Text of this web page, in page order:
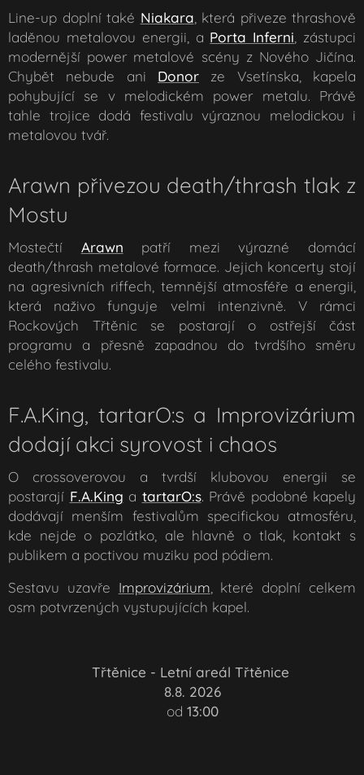
Line-up doplní také Niakara, která přiveze thrashově
laděnou metalovou energii, a Porta Inferni, zástupci
modernější power metalové scény z Nového Jičína.
Chybět nebude ani Donor ze Vsetínska, kapela
pohybující se v melodickém power metalu. Právě
tahle trojice dodá festivalu výraznou melodickou i
metalovou tvář.
Arawn přivezou death/thrash tlak z
Mostu
Mostečtí Arawn patří mezi výrazné domácí
death/thrash metalové formace. Jejich koncerty stojí
na agresivních riffech, temnější atmosféře a energii,
která naživo funguje velmi intenzivně. V rámci
Rockových Třtěnic se postarají o ostřejší část
programu a přesně zapadnou do tvrdšího směru
celého festivalu.
F.A.King, tartarO:s a Improvizárium
dodají akci syrovost i chaos
O crossoverovou a tvrdší klubovou energii se
postarají F.A.King a tartarO:s. Právě podobné kapely
dodávají menším festivalům specifickou atmosféru,
kde nejde o pozlátko, ale hlavně o tlak, kontakt s
publikem a poctivou muziku pod pódiem.
Sestavu uzavře Improvizárium, které doplní celkem
osm potvrzených vystupujících kapel.
📍Třtěnice - Letní areál Třtěnice
8.8. 2026
od 13:00